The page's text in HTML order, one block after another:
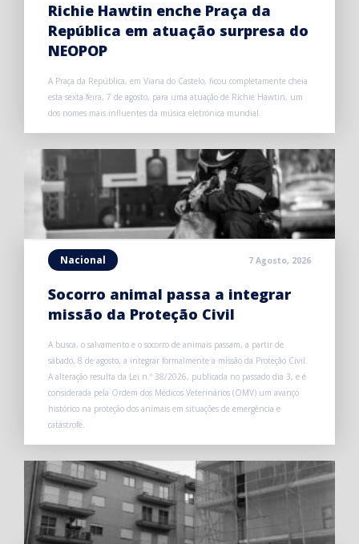
Richie Hawtin enche Praça da
República em atuação surpresa do
NEOPOP
A Praça da República, em Viana do Castelo, ficou completamente cheia
esta sexta-feira, 7 de agosto, para uma atuação de Richie Hawtin, um
dos nomes mais influentes da música eletrónica mundial.
Nacional 7 Agosto, 2026
Socorro animal passa a integrar
missão da Proteção Civil
A busca, o salvamento e o socorro de animais passam, a partir de
sábado, 8 de agosto, a integrar formalmente a missão da Proteção Civil.
A alteração resulta da Lei n.º 38/2026, publicada no passado dia 3, e é
considerada pela Ordem dos Médicos Veterinários (OMV) um avanço
histórico na proteção dos animais em situações de emergência e
catástrofe.